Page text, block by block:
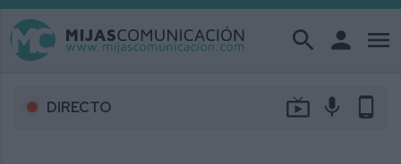
search person menu
DIRECTO live_tv mic phone_android